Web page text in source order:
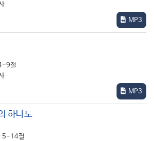
있는 음식을 얼른 먹고 싶은 생각에 온통
이 일용할 양식을 주셔서 감사합니다. 예수님의
아멘’이라는 가장 간단한 감사기도조차
로 짧은 시간 동안 잠시 눈만 감았다가 뜨고서
린 것으로 치는 경우도 꽤 많을 것입니다.
이처럼 무성의하게 대충 넘기는 경우가
서는 우리 눈에는 그다지 중요한 감사제목같이
감사기도까지도 실로 진지하게 드렸던
서 식전에 하나님께 감사기도를 드린 장면이
MP3
9절
MP3
하나도
5-14절